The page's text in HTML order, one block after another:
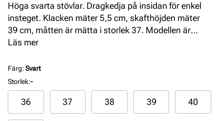
Höga svarta stövlar. Dragkedja på insidan för enkel
insteget. Klacken mäter 5,5 cm, skafthöjden mäter
39 cm, måtten är mätta i storlek 37. Modellen är
vegansk.
Läs mer
Färg: Svart
Storlek:-
36 37 38 39 40